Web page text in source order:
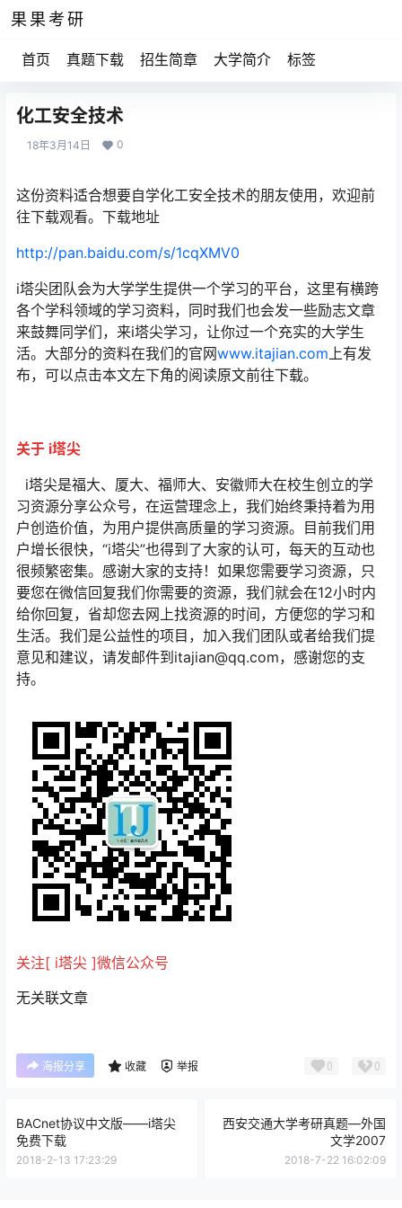
果果考研
首页 真题下载 招生简章 大学简介 标签
化工安全技术
18年3月14日 0
这份资料适合想要自学化工安全技术的朋友使用，欢迎前
往下载观看。下载地址
http://pan.baidu.com/s/1cqXMV0
i塔尖团队会为大学学生提供一个学习的平台，这里有横跨
各个学科领域的学习资料，同时我们也会发一些励志文章
来鼓舞同学们，来i塔尖学习，让你过一个充实的大学生
活。大部分的资料在我们的官网www.itajian.com上有发
布，可以点击本文左下角的阅读原文前往下载。
关于 i塔尖
i塔尖是福大、厦大、福师大、安徽师大在校生创立的学
习资源分享公众号，在运营理念上，我们始终秉持着为用
户创造价值，为用户提供高质量的学习资源。目前我们用
户增长很快，“i塔尖”也得到了大家的认可，每天的互动也
很频繁密集。感谢大家的支持！如果您需要学习资源，只
要您在微信回复我们你需要的资源，我们就会在12小时内
给你回复，省却您去网上找资源的时间，方便您的学习和
生活。我们是公益性的项目，加入我们团队或者给我们提
意见和建议，请发邮件到itajian@qq.com，感谢您的支
持。
关注[ i塔尖 ]微信公众号
无关联文章
海报分享 收藏 举报 0 0
BACnet协议中文版——i塔尖
免费下载
2018-2-13 17:23:29
西安交通大学考研真题—外国
文学2007
2018-7-22 16:02:09